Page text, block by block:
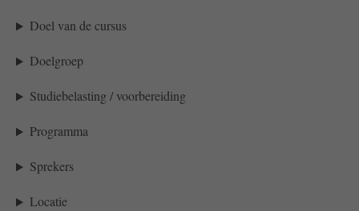
Doel van de cursus
Doelgroep
Studiebelasting / voorbereiding
Programma
Sprekers
Locatie